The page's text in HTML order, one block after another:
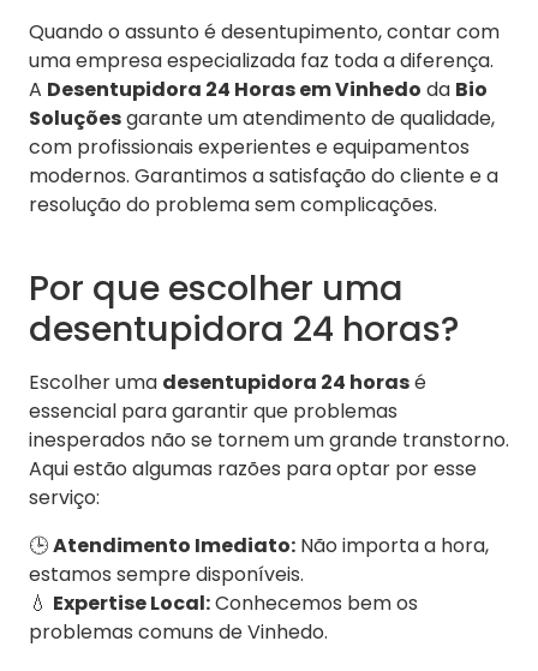
Quando o assunto é desentupimento, contar com
uma empresa especializada faz toda a diferença.
A Desentupidora 24 Horas em Vinhedo da Bio
Soluçõesgarante um atendimento de qualidade,
com profissionais experientes e equipamentos
modernos. Garantimos a satisfação do cliente e a
resolução do problema sem complicações.
Por que escolher uma
desentupidora 24 horas?
Escolher uma desentupidora 24 horasé
essencial para garantir que problemas
inesperados não se tornem um grande transtorno.
Aqui estão algumas razões para optar por esse
serviço:
🕒Atendimento Imediato: Não importa a hora,
estamos sempre disponíveis.
💧 Expertise Local:Conhecemos bem os
problemas comuns de Vinhedo.